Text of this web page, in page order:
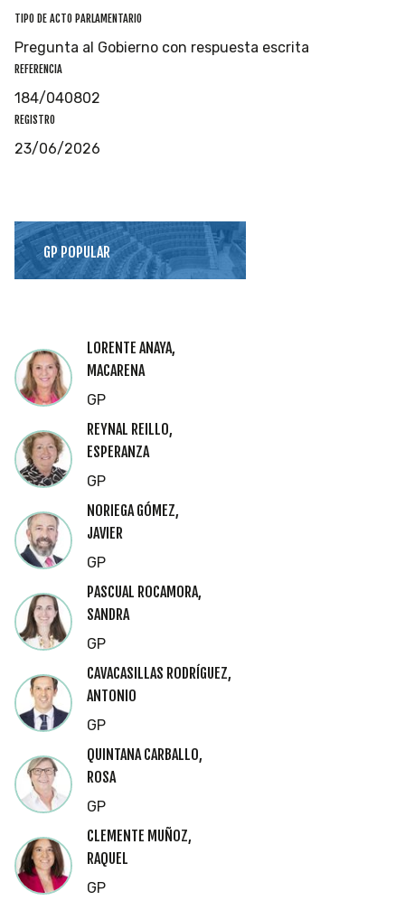
TIPO DE ACTO PARLAMENTARIO
Pregunta al Gobierno con respuesta escrita
REFERENCIA
184/040802
REGISTRO
23/06/2026
GP POPULAR
LORENTE ANAYA,
MACARENA
GP
REYNAL REILLO,
ESPERANZA
GP
NORIEGA GÓMEZ,
JAVIER
GP
PASCUAL ROCAMORA,
SANDRA
GP
CAVACASILLAS RODRÍGUEZ,
ANTONIO
GP
QUINTANA CARBALLO,
ROSA
GP
CLEMENTE MUÑOZ,
RAQUEL
GP